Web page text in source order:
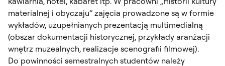
materialnej i obyczaju” zajęcia prowadzone są w formie
wykładów, uzupełnianych prezentacją multimedialną
(obszar dokumentacji historycznej, przykłady aranżacji
wnętrz muzealnych, realizacje scenografii filmowej).
Do powinności semestralnych studentów należy